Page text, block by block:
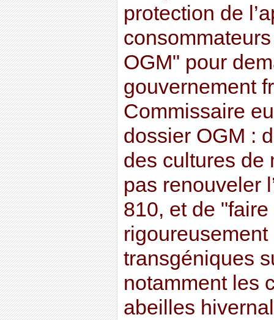
protection de
OGM" pour
gouvernement
Commissaire
dossier OGM :
des cultures de
pas renouveler
810, et de
rigoureusement
transgéniques
notamment les
abeilles